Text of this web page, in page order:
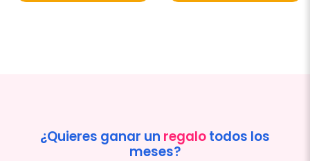
¿Quieres ganar un regalotodos los
meses?